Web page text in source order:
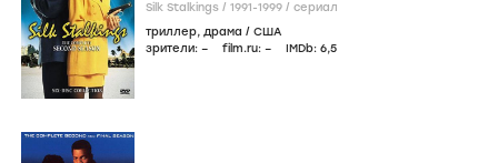
Silk Stalkings / 1991-1999 / сериал
триллер, драма / США
зрители: – film.ru: – IMDb: 6,5